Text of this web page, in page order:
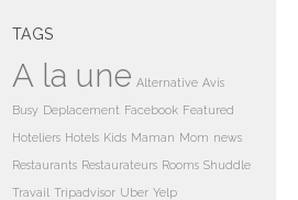
TAGS
A la une Alternative Avis
Busy Deplacement Facebook Featured
Hoteliers Hotels Kids Maman Mom news
Restaurants Restaurateurs Rooms Shuddle
Travail Tripadvisor Uber Yelp